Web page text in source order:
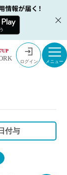
ログイン
付与